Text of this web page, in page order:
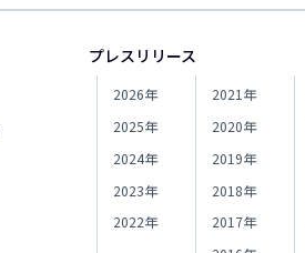
プレスリリース
2026年
2025年
2024年
2023年
2022年
2021年
2020年
2019年
2018年
2017年